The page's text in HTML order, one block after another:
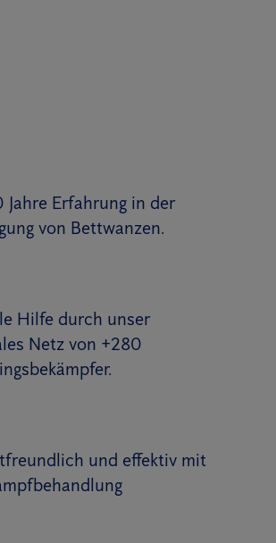
Jahre Erfahrung in der
von Bettwanzen.
Hilfe durch unser
Netz von +280
und effektiv mit